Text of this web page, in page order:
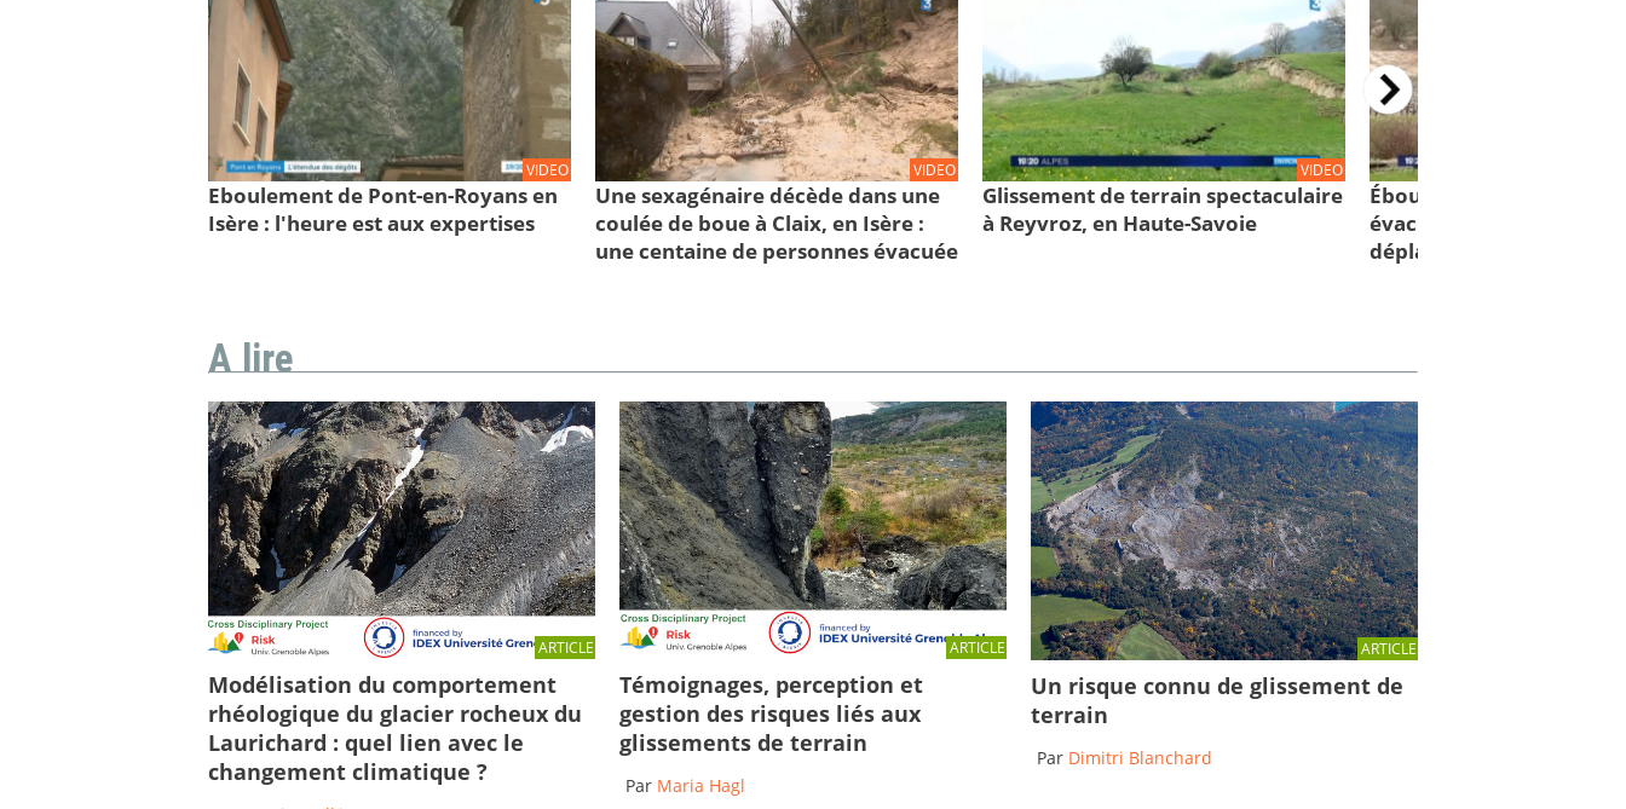
VIDEO
Eboulement de Pont-en-Royans en
Isère : l'heure est aux expertises
VIDEO
Une sexagénaire décède dans une
coulée de boue à Claix, en Isère :
une centaine de personnes évacuée
VIDEO
Glissement de terrain spectaculaire
à Reyvroz, en Haute-Savoie
Éboulement de Culoz:
évacuées... 75 personnes
déplacées!
A lire
ARTICLE
Modélisation du comportement
rhéologique du glacier rocheux du
Laurichard : quel lien avec le
changement climatique ?
ARTICLE
Témoignages, perception et
gestion des risques liés aux
glissements de terrain
Par Maria Hagl
ARTICLE
Un risque connu de glissement de
terrain
Par Dimitri Blanchard